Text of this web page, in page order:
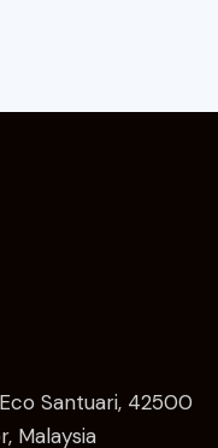
Santuari, 42500
Malaysia